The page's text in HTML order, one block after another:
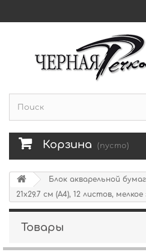
Корзина (пусто)
Блок акварельной
21х29.7 см (А4), 12 листов, мелкое
Товары